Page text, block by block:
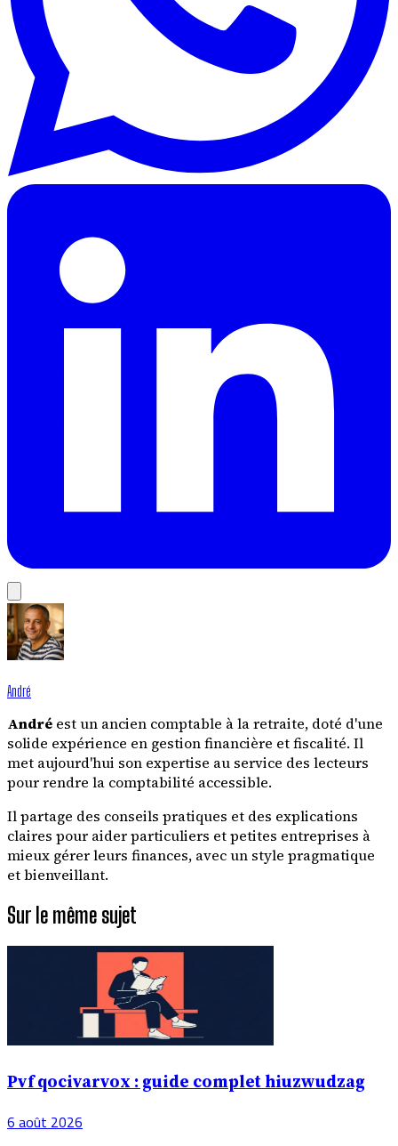
André
André est un ancien comptable à la retraite, doté d'une
solide expérience en gestion financière et fiscalité. Il
met aujourd'hui son expertise au service des lecteurs
pour rendre la comptabilité accessible.
Il partage des conseils pratiques et des explications
claires pour aider particuliers et petites entreprises à
mieux gérer leurs finances, avec un style pragmatique
et bienveillant.
Sur le même sujet
Pvf qocivarvox : guide complet hiuzwudzag
6 août 2026